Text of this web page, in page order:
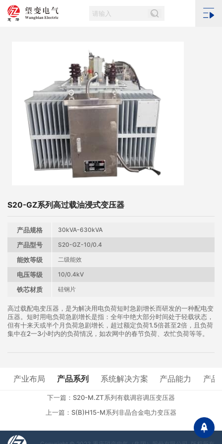
S20-GZ系列高过载油浸式变压器
产品规格 30kVA-630kVA
产品型号 S20-GZ-10/0.4
能效等级 二级能效
电压等级 10/0.4kV
铁芯材质 硅钢片
高过载配电变压器，是为解决用电负荷短时急剧增长而研发的一种配电变
压器。短时用电负荷急剧增长是指：全年中绝大部分时间处于轻载状态，
但有十来天或半个月负荷急剧增长，超过额定负荷1.5倍甚至2倍，且负荷
集中在2一3小时内的负荷情况，如农网中的春节负荷、农忙负荷等等。
产业布局 产品系列 系统解决方案 产品能力 产品
下一篇：S20-M.ZT系列有载调容调压变压器
上一篇：S(B)H15-M系列非晶合金电力变压器